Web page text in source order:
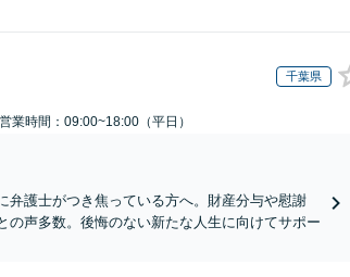
千葉県
営業時間：09:00~18:00（平日）
弁護士がつき焦っている方へ。財産分与や慰謝
声多数。後悔のない新たな人生に向けてサポー